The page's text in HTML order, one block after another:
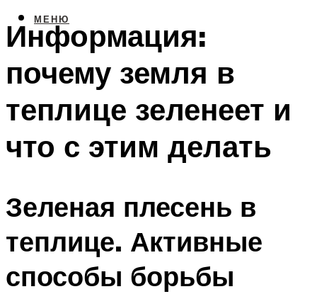
МЕНЮ
Информация:
почему земля в
теплице зеленеет и
что с этим делать
Зеленая плесень в
теплице. Активные
способы борьбы